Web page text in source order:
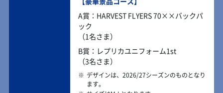
A賞：HARVEST FLYERS 70××バックパ
ック
（1名さま）
B賞：レプリカユニフォーム1st
（3名さま）
※ デザインは、2026/27シーズンのものとなり
ます。